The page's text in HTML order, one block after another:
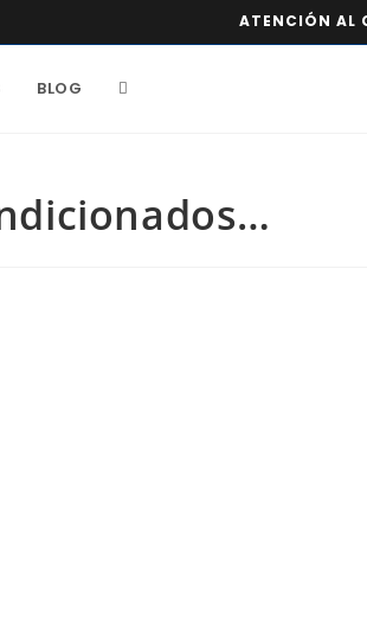
ATENCIÓN AL
BLOG